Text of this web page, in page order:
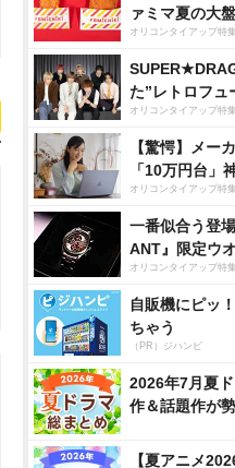
ァミマ夏の大
オリコンタイアップ特集
た”レトロフュ
オリコンタイアップ特集
【驚愕】メー
「10万円台」
オリコンタイアップ特集
一番似合う登
ANT』限定ウ
オリコンタイアップ特集
自販機にピッ
ちゃう
（PR）ジハンピ
2026年7月夏
作＆話題作が
【夏アニメ